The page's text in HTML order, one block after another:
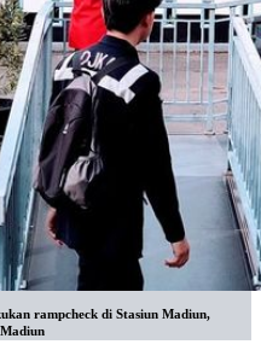
rampcheck di Stasiun Madiun,